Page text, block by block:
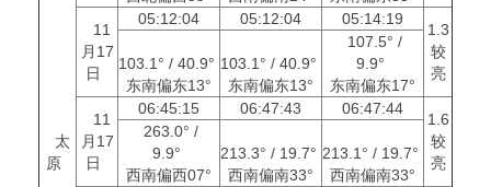
太
原
11
月17
日
05:12:04 05:12:04 05:14:19
1.3
较
亮
103.1° / 40.9°
东南偏东13°
103.1° / 40.9°
东南偏东13°
107.5° /
9.9°
东南偏东17°
11
月17
日
06:45:15 06:47:43 06:47:44
1.6
较
亮
263.0° /
9.9°
西南偏西07°
213.3° / 19.7°
西南偏南33°
213.1° / 19.7°
西南偏南33°